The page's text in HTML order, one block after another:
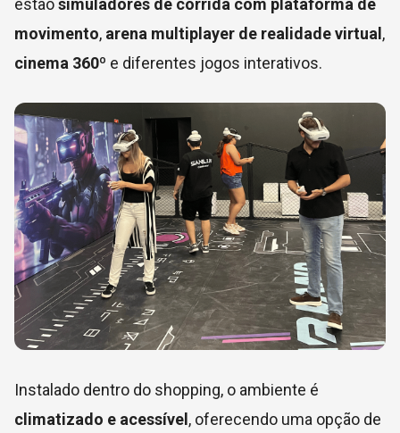
estãosimuladores de corrida com plataforma de
movimento, arena multiplayer de realidade virtual ,
cinema 360º e diferentes jogos interativos.
Instalado dentro do shopping, o ambiente é
climatizado e acessível , oferecendo uma opção de